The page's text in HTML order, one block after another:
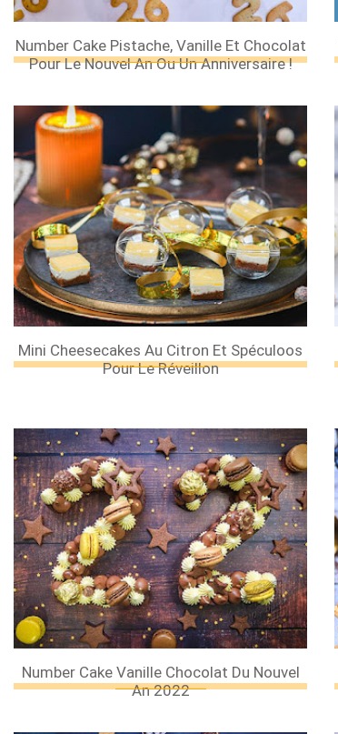
Number Cake Pistache, Vanille Et Chocolat
Pour Le Nouvel An Ou Un Anniversaire !
Mini Cheesecakes Au Citron Et Spéculoos
Pour Le Réveillon
Number Cake Vanille Chocolat Du Nouvel
An 2022